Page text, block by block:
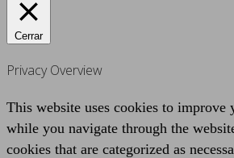
Cerrar
Privacy Overview
This website uses cookies to improve
while you navigate through the
cookies that are categorized as